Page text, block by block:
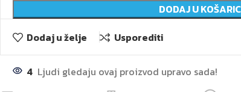
DODAJ U
Dodaj u želje
Usporediti
4 Ljudi gledaju ovaj proizvod upravo sada!